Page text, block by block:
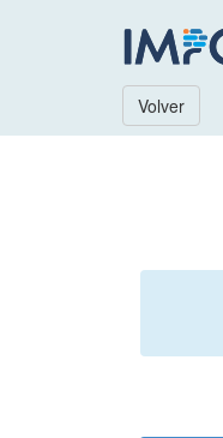
Volver